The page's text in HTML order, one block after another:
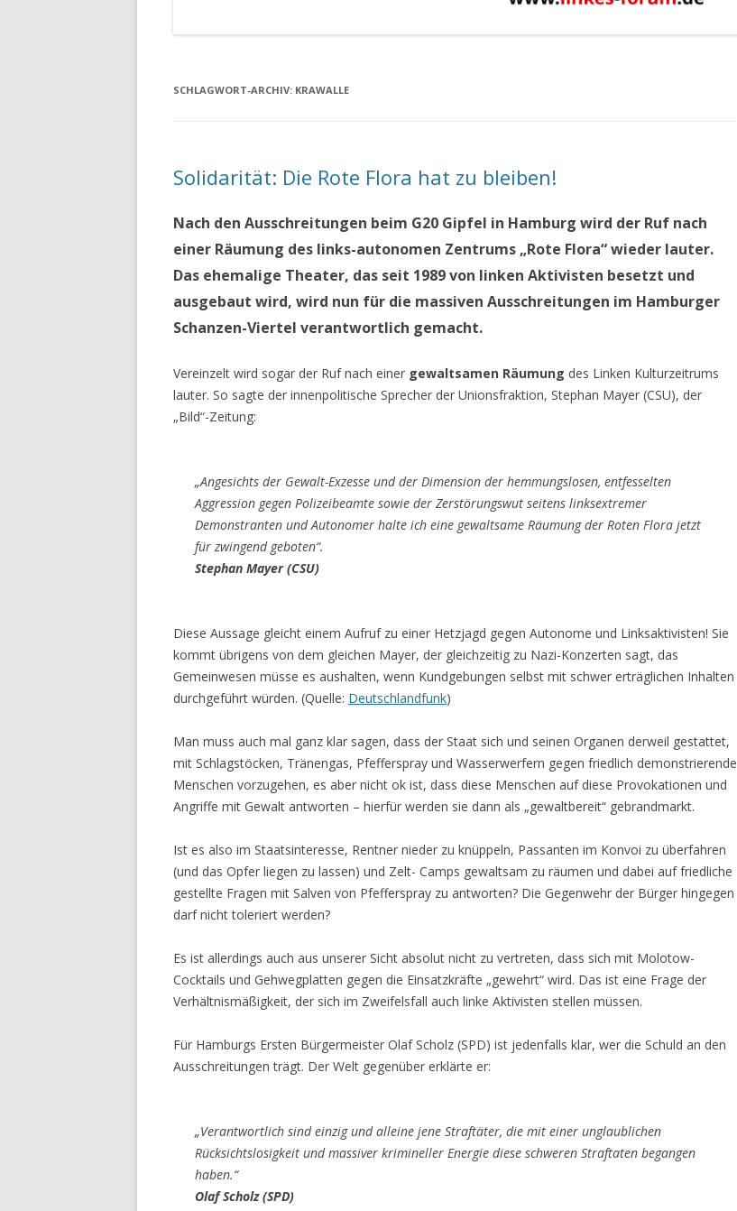
SCHLAGWORT-ARCHIV: KRAWALLE
Solidarität: Die Rote Flora hat zu bleiben!
Nach den Ausschreitungen beim G20 Gipfel in Hamburg wird der Ruf nach
einer Räumung des links-autonomen Zentrums „Rote Flora“ wieder lauter.
Das ehemalige Theater, das seit 1989 von linken Aktivisten besetzt und
ausgebaut wird, wird nun für die massiven Ausschreitungen im Hamburger
Schanzen-Viertel verantwortlich gemacht.
Vereinzelt wird sogar der Ruf nach einer gewaltsamen Räumung des Linken Kulturzeitrums
lauter. So sagte der innenpolitische Sprecher der Unionsfraktion, Stephan Mayer (CSU), der
„Bild“-Zeitung:
„Angesichts der Gewalt-Exzesse und der Dimension der hemmungslosen, entfesselten
Aggression gegen Polizeibeamte sowie der Zerstörungswut seitens linksextremer
Demonstranten und Autonomer halte ich eine gewaltsame Räumung der Roten Flora jetzt
für zwingend geboten“.
Stephan Mayer (CSU)
Diese Aussage gleicht einem Aufruf zu einer Hetzjagd gegen Autonome und Linksaktivisten! Sie
kommt übrigens von dem gleichen Mayer, der gleichzeitig zu Nazi-Konzerten sagt, das
Gemeinwesen müsse es aushalten, wenn Kundgebungen selbst mit schwer erträglichen Inhalten
durchgeführt würden. (Quelle: Deutschlandfunk)
Man muss auch mal ganz klar sagen, dass der Staat sich und seinen Organen derweil gestattet,
mit Schlagstöcken, Tränengas, Pfefferspray und Wasserwerfern gegen friedlich demonstrierende
Menschen vorzugehen, es aber nicht ok ist, dass diese Menschen auf diese Provokationen und
Angriffe mit Gewalt antworten – hierfür werden sie dann als „gewaltbereit“ gebrandmarkt.
Ist es also im Staatsinteresse, Rentner nieder zu knüppeln, Passanten im Konvoi zu überfahren
(und das Opfer liegen zu lassen) und Zelt- Camps gewaltsam zu räumen und dabei auf friedliche
gestellte Fragen mit Salven von Pfefferspray zu antworten? Die Gegenwehr der Bürger hingegen
darf nicht toleriert werden?
Es ist allerdings auch aus unserer Sicht absolut nicht zu vertreten, dass sich mit Molotow-
Cocktails und Gehwegplatten gegen die Einsatzkräfte „gewehrt“ wird. Das ist eine Frage der
Verhältnismäßigkeit, der sich im Zweifelsfall auch linke Aktivisten stellen müssen.
Für Hamburgs Ersten Bürgermeister Olaf Scholz (SPD) ist jedenfalls klar, wer die Schuld an den
Ausschreitungen trägt. Der Welt gegenüber erklärte er:
„Verantwortlich sind einzig und alleine jene Straftäter, die mit einer unglaublichen
Rücksichtslosigkeit und massiver krimineller Energie diese schweren Straftaten begangen
haben.“
Olaf Scholz (SPD)